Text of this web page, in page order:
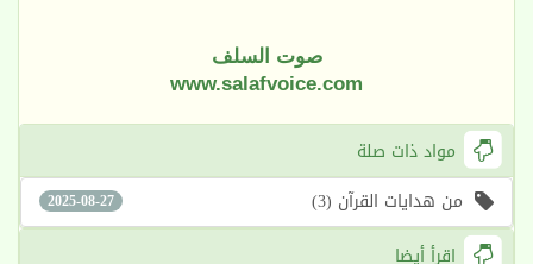
صوت السلف
www.salafvoice.com
مواد ذات صلة
2025-08-27
من هدايات القرآن (3)
اقرأ أيضا